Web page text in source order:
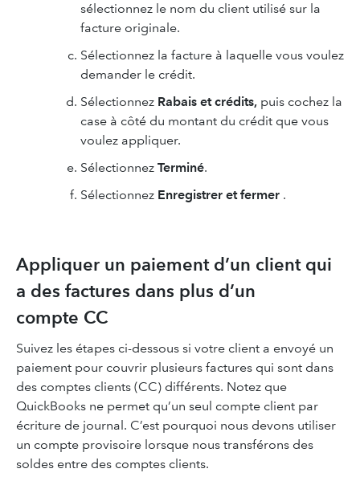
sélectionnez le nom du client utilisé sur la
facture originale.
Sélectionnez la facture à laquelle vous voulez
demander le crédit.
Sélectionnez Rabais et crédits, puis cochez la
case à côté du montant du crédit que vous
voulez appliquer.
Sélectionnez Terminé.
Sélectionnez Enregistrer et fermer .
Appliquer un paiement d’un client qui
a des factures dans plus d’un
compte CC
Suivez les étapes ci-dessous si votre client a envoyé un
paiement pour couvrir plusieurs factures qui sont dans
des comptes clients (CC) différents. Notez que
QuickBooks ne permet qu’un seul compte client par
écriture de journal. C’est pourquoi nous devons utiliser
un compte provisoire lorsque nous transférons des
soldes entre des comptes clients.